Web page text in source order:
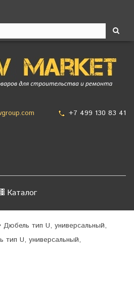
+7 499 130 83 41
Каталог
Дюбель тип U, универсальный,
тип U, универсальный,